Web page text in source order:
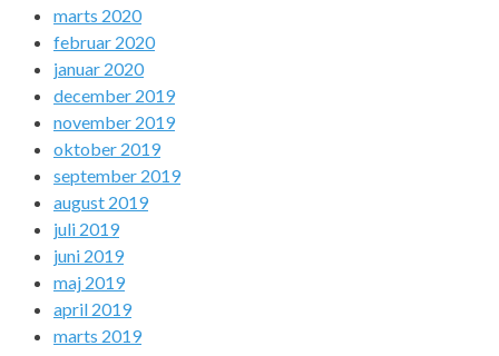
marts 2020
februar 2020
januar 2020
december 2019
november 2019
oktober 2019
september 2019
august 2019
juli 2019
juni 2019
maj 2019
april 2019
marts 2019